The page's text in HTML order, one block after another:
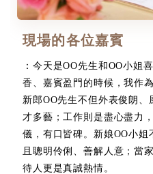
現場的各位嘉賓
：今天是OO先生和OO小姐
香、嘉賓盈門的時候，我作
新郎OO先生不但外表俊朗
才多藝；工作則是盡心盡力
儀，有口皆碑。新娘OO小姐
且聰明伶俐、善解人意；當
待人更是真誠熱情。